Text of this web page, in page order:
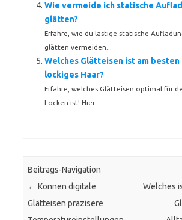
Wie vermeide ich statische
glätten?
Erfahre, wie du lästige statische
glätten vermeiden...
Welches Glätteisen ist am
lockiges Haar?
Erfahre, welches Glätteisen optimal für
Locken ist! Hier...
Beitrags-Navigation
← Können digitale
Glätteisen präzisere
Welches